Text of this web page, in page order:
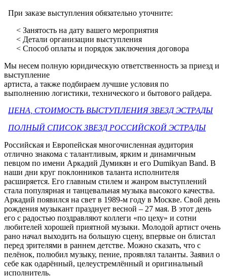
При заказе выступления обязательно уточните:
< Занятость на дату вашего мероприятия
< Детали организации выступления
< Способ оплаты и порядок заключения договора
Мы несем полную юридическую ответственность за приезд и
выступление
артиста, а также подбираем лучшие условия по
выполнению логистики, технического и бытового райдера.
ЦЕНА, СТОИМОСТЬ ВЫСТУПЛЕНИЯ ЗВЕЗД ЭСТРАДЫ
ПОЛНЫЙ СПИСОК ЗВЕЗД РОССИЙСКОЙ ЭСТРАДЫ
Российская и Европейская многочисленная аудитория
отлично знакома с талантливым, ярким и динамичным
певцом по имени Аркадий Думикян и его Dumikyan Band. В
наши дни круг поклонников таланта исполнителя
расширяется. Его главным стилем и жанром выступлений
стала популярная и танцевальная музыка высокого качества.
Аркадий появился на свет в 1989-м году в Москве. Свой день
рождения музыкант празднует весной – 27 мая. В этот день
его с радостью поздравляют коллеги «по цеху» и сотни
любителей хорошей приятной музыки. Молодой артист очень
рано начал выходить на большую сцену, впервые он блистал
перед зрителями в раннем детстве. Можно сказать, что с
пелёнок, полюбил музыку, пение, проявлял таланты. Заявил о
себе как одарённый, целеустремлённый и оригинальный
исполнитель.